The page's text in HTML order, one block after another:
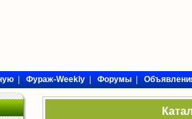
|Фураж-Weekly|Форумы|